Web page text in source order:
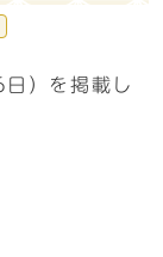
）を掲載し